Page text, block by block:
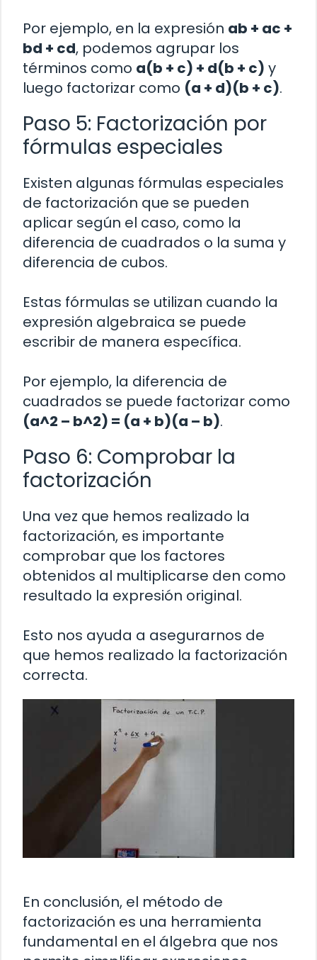
Por ejemplo, en la expresión ab + ac +
bd + cd, podemos agrupar los
términos como a(b + c) + d(b + c) y
luego factorizar como (a + d)(b + c).
Paso 5: Factorización por
fórmulas especiales
Existen algunas fórmulas especiales
de factorización que se pueden
aplicar según el caso, como la
diferencia de cuadrados o la suma y
diferencia de cubos.
Estas fórmulas se utilizan cuando la
expresión algebraica se puede
escribir de manera específica.
Por ejemplo, la diferencia de
cuadrados se puede factorizar como
(a^2 – b^2) = (a + b)(a – b).
Paso 6: Comprobar la
factorización
Una vez que hemos realizado la
factorización, es importante
comprobar que los factores
obtenidos al multiplicarse den como
resultado la expresión original.
Esto nos ayuda a asegurarnos de
que hemos realizado la factorización
correcta.
En conclusión, el método de
factorización es una herramienta
fundamental en el álgebra que nos